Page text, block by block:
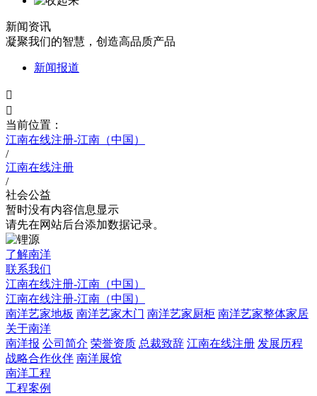
新闻资讯
凝聚我们的智慧，创造高品质产品
新闻报道


当前位置：
江南在线注册-江南（中国）
/
江南在线注册
/
社会公益
暂时没有内容信息显示
请先在网站后台添加数据记录。
了解南洋
联系我们
江南在线注册-江南（中国）
江南在线注册-江南（中国）
南洋艺家地板 南洋艺家木门 南洋艺家厨柜 南洋艺家整体家居
关于南洋
南洋报 公司简介 荣誉资质 总裁致辞 江南在线注册 发展历程
战略合作伙伴 南洋展馆
南洋工程
工程案例